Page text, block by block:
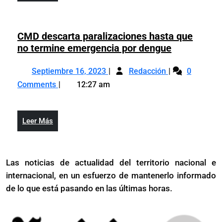
es
normal
debe
tratarse
sexuales
no
normal
CMD descarta paralizaciones hasta que
no termine emergencia por dengueCMD
Septiembre 16, 2023 Septiembre
Redacción CMD
por
dengue
0
Comments
12:27 am
Leer Más
Más
Las noticias de actualidad del territorio nacional e
internacional, en un esfuerzo de mantenerlo informado
de lo que está pasando en las últimas horas.